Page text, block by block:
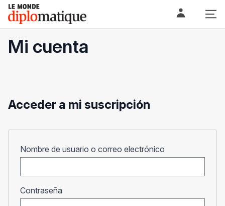
Skip
content
Le monde diplomatique
Mi cuenta
Acceder a mi suscripción
Nombre de usuario o correo electrónico
Contraseña